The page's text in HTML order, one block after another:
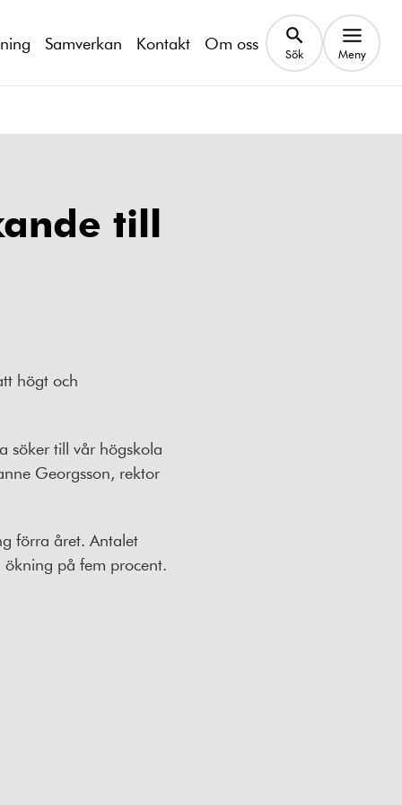
Samverkan Kontakt Om oss Sök Meny
till
högt och
söker till vår högskola
Georgsson, rektor
förra året. Antalet
på fem procent.